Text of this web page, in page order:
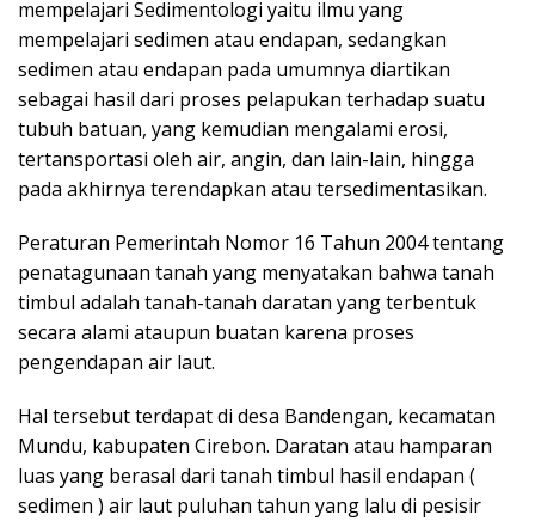
mempelajari Sedimentologi yaitu ilmu yang
mempelajari sedimen atau endapan, sedangkan
sedimen atau endapan pada umumnya diartikan
sebagai hasil dari proses pelapukan terhadap suatu
tubuh batuan, yang kemudian mengalami erosi,
tertansportasi oleh air, angin, dan lain-lain, hingga
pada akhirnya terendapkan atau tersedimentasikan.
Peraturan Pemerintah Nomor 16 Tahun 2004 tentang
penatagunaan tanah yang menyatakan bahwa tanah
timbul adalah tanah-tanah daratan yang terbentuk
secara alami ataupun buatan karena proses
pengendapan air laut.
Hal tersebut terdapat di desa Bandengan, kecamatan
Mundu, kabupaten Cirebon. Daratan atau hamparan
luas yang berasal dari tanah timbul hasil endapan (
sedimen ) air laut puluhan tahun yang lalu di pesisir